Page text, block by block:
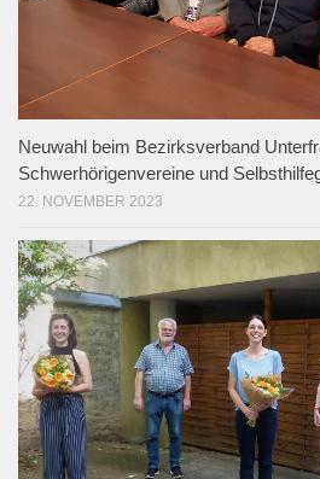
Neuwahl beim Bezirksverband
Schwerhörigenvereine und
22. NOVEMBER 2023